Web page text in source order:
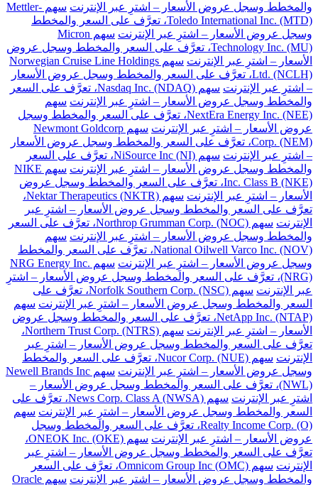
والمخطط وسجل عروض الأسعار – اشترِ عبر الإنترنت
سهم Mettler-
Toledo International Inc. (MTD)، تعرَّف على السعر والمخطط
وسجل عروض الأسعار – اشترِ عبر الإنترنت
سهم Micron
Technology Inc. (MU)، تعرَّف على السعر والمخطط وسجل عروض
الأسعار – اشترِ عبر الإنترنت
سهم Norwegian Cruise Line Holdings
Ltd. (NCLH)، تعرَّف على السعر والمخطط وسجل عروض الأسعار
– اشترِ عبر الإنترنت
سهم Nasdaq Inc. (NDAQ)، تعرَّف على السعر
والمخطط وسجل عروض الأسعار – اشترِ عبر الإنترنت سهم
NextEra Energy Inc. (NEE)، تعرَّف على السعر والمخطط وسجل
عروض الأسعار – اشترِ عبر الإنترنت
سهم Newmont Goldcorp
Corp. (NEM)، تعرَّف على السعر والمخطط وسجل عروض الأسعار
– اشترِ عبر الإنترنت
سهم NiSource Inc (NI)، تعرَّف على السعر
والمخطط وسجل عروض الأسعار – اشترِ عبر الإنترنت
سهم NIKE
Inc. Class B (NKE)، تعرَّف على السعر والمخطط وسجل عروض
الأسعار – اشترِ عبر الإنترنت
سهم Nektar Therapeutics (NKTR)،
تعرَّف على السعر والمخطط وسجل عروض الأسعار – اشترِ عبر
الإنترنت
سهم Northrop Grumman Corp. (NOC)، تعرَّف على السعر
والمخطط وسجل عروض الأسعار – اشترِ عبر الإنترنت سهم
National Oilwell Varco Inc. (NOV)، تعرَّف على السعر والمخطط
وسجل عروض الأسعار – اشترِ عبر الإنترنت
سهم NRG Energy Inc.
(NRG)، تعرَّف على السعر والمخطط وسجل عروض الأسعار – اشترِ
عبر الإنترنت
سهم Norfolk Southern Corp. (NSC)، تعرَّف على
السعر والمخطط وسجل عروض الأسعار – اشترِ عبر الإنترنت سهم
NetApp Inc. (NTAP)، تعرَّف على السعر والمخطط وسجل عروض
الأسعار – اشترِ عبر الإنترنت
سهم Northern Trust Corp. (NTRS)،
تعرَّف على السعر والمخطط وسجل عروض الأسعار – اشترِ عبر
الإنترنت
سهم Nucor Corp. (NUE)، تعرَّف على السعر والمخطط
وسجل عروض الأسعار – اشترِ عبر الإنترنت
سهم Newell Brands Inc
(NWL)، تعرَّف على السعر والمخطط وسجل عروض الأسعار –
اشترِ عبر الإنترنت
سهم News Corp. Class A (NWSA)، تعرَّف على
السعر والمخطط وسجل عروض الأسعار – اشترِ عبر الإنترنت سهم
Realty Income Corp. (O)، تعرَّف على السعر والمخطط وسجل
عروض الأسعار – اشترِ عبر الإنترنت
سهم ONEOK Inc. (OKE)،
تعرَّف على السعر والمخطط وسجل عروض الأسعار – اشترِ عبر
الإنترنت
سهم Omnicom Group Inc (OMC)، تعرَّف على السعر
والمخطط وسجل عروض الأسعار – اشترِ عبر الإنترنت
سهم Oracle